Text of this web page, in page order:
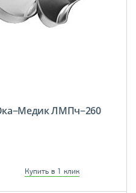
ЛМПч−260
Купить в 1 клик